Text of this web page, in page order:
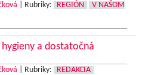
Rubriky: REGIÓN
V NAŠOM
a dostatočná
Rubriky:
REDAKCIA